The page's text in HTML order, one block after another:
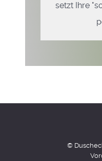
setzt Ihre
©